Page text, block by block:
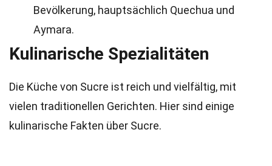
Bevölkerung, hauptsächlich Quechua und
Aymara.
Kulinarische Spezialitäten
Die Küche von Sucre ist reich und vielfältig, mit
vielen traditionellen Gerichten. Hier sind einige
kulinarische Fakten über Sucre.